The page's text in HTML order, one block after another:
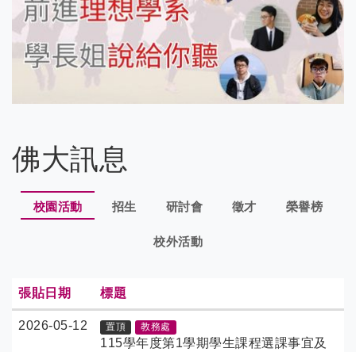
佛大訊息
校園活動 招生 研討會 徵才 榮譽榜
校外活動
張貼日期 標題
2026-05-12 置頂 教務處
115學年度第1學期學生課程選課事宜及